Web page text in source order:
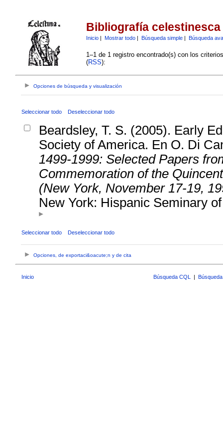
Bibliografía celestinesca
Inicio| Mostrar todo| Búsqueda simple| Búsqueda
1–1 de 1 registro encontrado(s) con los
(RSS):
Opciones de búsqueda y visualización
Seleccionar todo Deseleccionar todo
Beardsley, T. S. (2005). Early
Society of America. En O. Di
1499-1999: Selected Papers
Commemoration of the
(New York, November 17-19,
New York: Hispanic Seminary
Seleccionar todo Deseleccionar todo
Opciones, de exportaci&oacute;n y de cita
Inicio Búsqueda CQL |